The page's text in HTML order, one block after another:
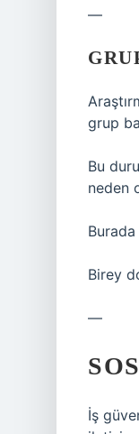
—
grup
Bu
neden
Birey
—
İş